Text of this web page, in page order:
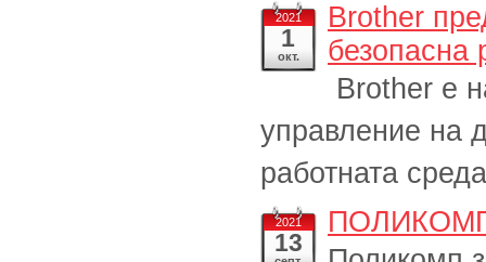
2021
1
окт.
Brother
безопасна
Brother е
управление на
работната
2021
13
ПОЛИКОМП